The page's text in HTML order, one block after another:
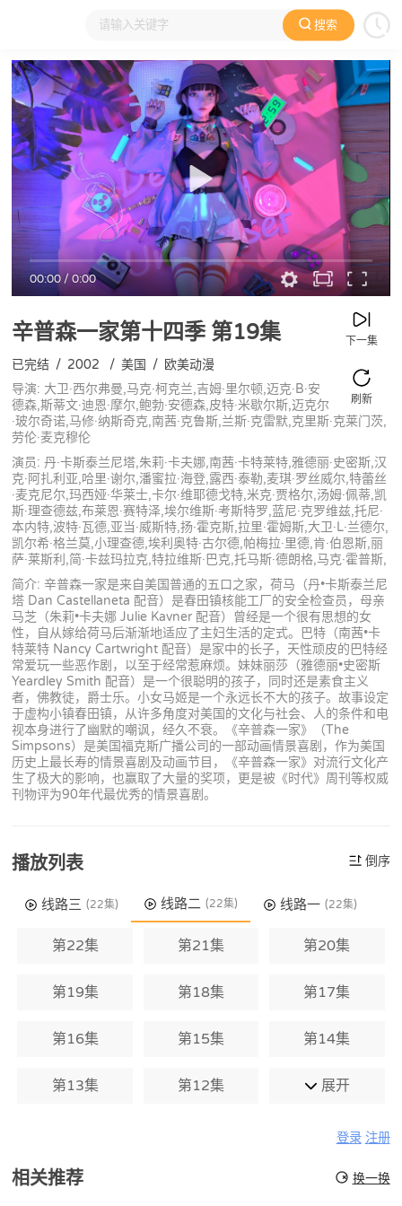
搜索
大家在看 日本动漫 国产动漫 欧美动漫 动漫电影
00:00/0:00
辛普森一家第十四季第19集 下一集
刷新
已完结 / 2002 / 美国 / 欧美动漫
导演: 大卫·西尔弗曼,马克·柯克兰,吉姆·里尔顿,迈克·B·安
德森,斯蒂文·迪恩·摩尔,鲍勃·安德森,皮特·米歇尔斯,迈克尔
·玻尔奇诺,马修·纳斯奇克,南茜·克鲁斯,兰斯·克雷默,克里斯·克莱门茨,
劳伦·麦克穆伦
演员: 丹·卡斯泰兰尼塔,朱莉·卡夫娜,南茜·卡特莱特,雅德丽·史密斯,汉
克·阿扎利亚,哈里·谢尔,潘蜜拉·海登,露西·泰勒,麦琪·罗丝威尔,特蕾丝
·麦克尼尔,玛西娅·华莱士,卡尔·维耶德戈特,米克·贾格尔,汤姆·佩蒂,凯
斯·理查德兹,布莱恩·赛特泽,埃尔维斯·考斯特罗,蓝尼·克罗维兹,托尼·
本内特,波特·瓦德,亚当·威斯特,扬·霍克斯,拉里·霍姆斯,大卫·L·兰德尔,
凯尔希·格兰莫,小理查德,埃利奥特·古尔德,帕梅拉·里德,肯·伯恩斯,丽
萨·莱斯利,简·卡兹玛拉克,特拉维斯·巴克,托马斯·德朗格,马克·霍普斯,
简介: 辛普森一家是来自美国普通的五口之家，荷马（丹•卡斯泰兰尼
塔 Dan Castellaneta 配音）是春田镇核能工厂的安全检查员，母亲
马芝（朱莉•卡夫娜 Julie Kavner 配音）曾经是一个很有思想的女
性，自从嫁给荷马后渐渐地适应了主妇生活的定式。巴特（南茜•卡
特莱特 Nancy Cartwright 配音）是家中的长子，天性顽皮的巴特经
常爱玩一些恶作剧，以至于经常惹麻烦。妹妹丽莎（雅德丽•史密斯
Yeardley Smith 配音）是一个很聪明的孩子，同时还是素食主义
者，佛教徒，爵士乐。小女马姬是一个永远长不大的孩子。故事设定
于虚构小镇春田镇，从许多角度对美国的文化与社会、人的条件和电
视本身进行了幽默的嘲讽，经久不衰。《辛普森一家》（The
Simpsons）是美国福克斯广播公司的一部动画情景喜剧，作为美国
历史上最长寿的情景喜剧及动画节目，《辛普森一家》对流行文化产
生了极大的影响，也赢取了大量的奖项，更是被《时代》周刊等权威
刊物评为90年代最优秀的情景喜剧。
播放列表 倒序
线路三 (22集) 线路二 (22集) 线路一 (22集)
第22集 第21集 第20集
第19集 第18集 第17集
第16集 第15集 第14集
第13集 第12集 展开
登录 注册
相关推荐 换一换